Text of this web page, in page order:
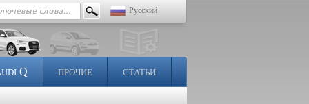
Русский
Q ПРОЧИЕ СТАТЬИ